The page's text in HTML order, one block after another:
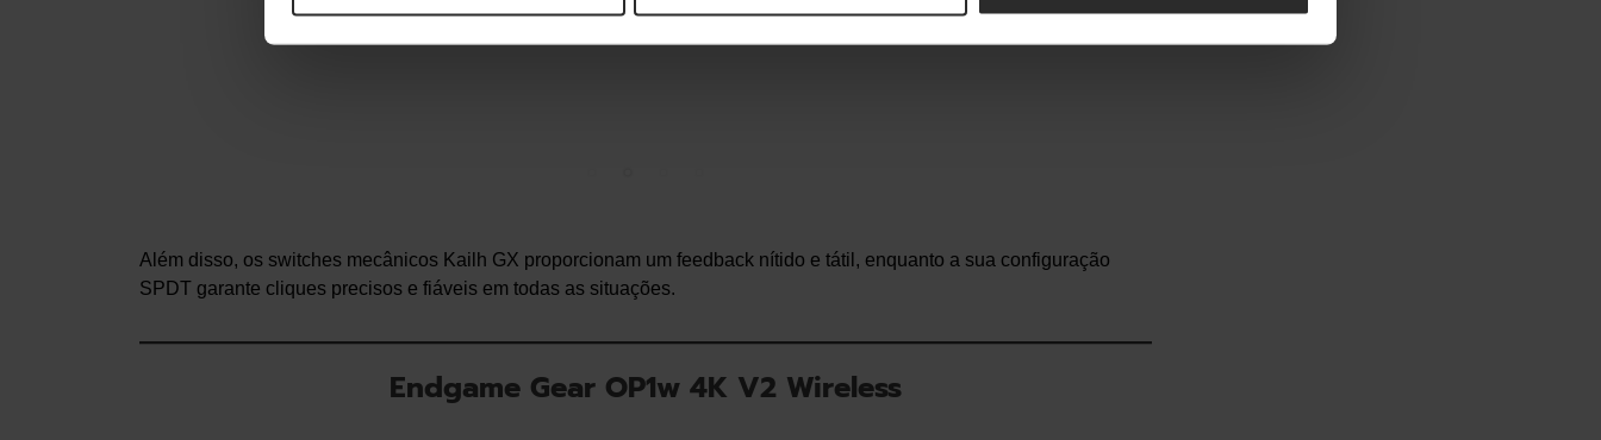
Além disso, os switches mecânicos Kailh GX proporcionam um feedback nítido e tátil, enquanto a sua configuração
SPDT garante cliques precisos e fiáveis em todas as situações.
Endgame Gear OP1w 4K V2 Wireless